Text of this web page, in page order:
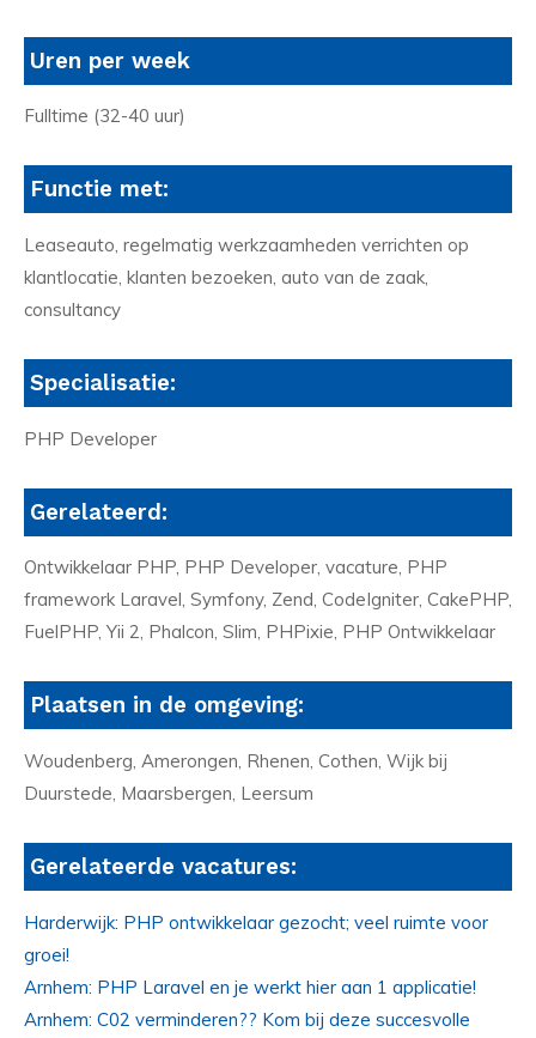
Uren per week
Fulltime (32-40 uur)
Functie met:
Leaseauto, regelmatig werkzaamheden verrichten op
klantlocatie, klanten bezoeken, auto van de zaak,
consultancy
Specialisatie:
PHP Developer
Gerelateerd:
Ontwikkelaar PHP, PHP Developer, vacature, PHP
framework Laravel, Symfony, Zend, CodeIgniter, CakePHP,
FuelPHP, Yii 2, Phalcon, Slim, PHPixie, PHP Ontwikkelaar
Plaatsen in de omgeving:
Woudenberg, Amerongen, Rhenen, Cothen, Wijk bij
Duurstede, Maarsbergen, Leersum
Gerelateerde vacatures:
Harderwijk: PHP ontwikkelaar gezocht; veel ruimte voor
groei!
Arnhem: PHP Laravel en je werkt hier aan 1 applicatie!
Arnhem: C02 verminderen?? Kom bij deze succesvolle